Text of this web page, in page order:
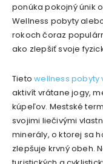
ponúka pokojný únik
Wellness pobyty
rokoch čoraz
ako zlepšiť svoje
Tietowellness pobyty
aktivít vrátane jogy,
kúpeľov. Mestské
svojimi liečivými
minerály, o ktorej sa
zlepšuje krvný obeh.